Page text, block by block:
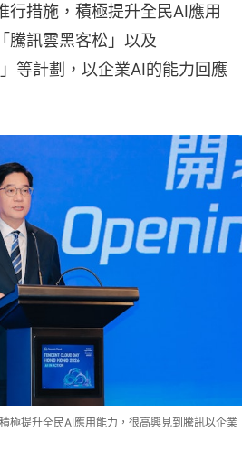
行措施，積極提升全民AI應用
騰訊雲黑客松」以及
等計劃，以企業AI的能力回應
極提升全民AI應用能力，很高興見到騰訊以企業